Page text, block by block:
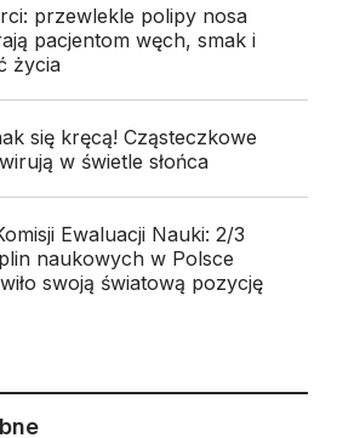
przewlekle polipy nosa
pacjentom węch, smak i
życia
się kręcą! Cząsteczkowe
w świetle słońca
Ewaluacji Nauki: 2/3
naukowych w Polsce
swoją światową pozycję